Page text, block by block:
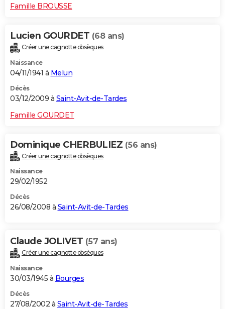
Famille BROUSSE
Lucien GOURDET (68 ans)
Créer une cagnotte obsèques
Naissance
04/11/1941 à Melun
Décès
03/12/2009 à Saint-Avit-de-Tardes
Famille GOURDET
Dominique CHERBULIEZ (56 ans)
Créer une cagnotte obsèques
Naissance
29/02/1952
Décès
26/08/2008 à Saint-Avit-de-Tardes
Claude JOLIVET (57 ans)
Créer une cagnotte obsèques
Naissance
30/03/1945 à Bourges
Décès
27/08/2002 à Saint-Avit-de-Tardes